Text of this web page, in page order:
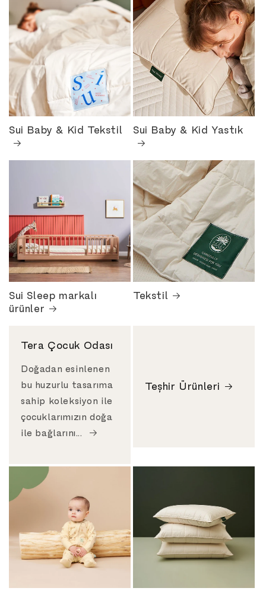
Sui Baby & Kid Tekstil Sui Baby & Kid Yastık
Sui Sleep markalı
ürünler
Tekstil
Tera Çocuk Odası
Doğadan esinlenen
bu huzurlu tasarıma
sahip koleksiyon ile
çocuklarımızın doğa
ile bağlarını...
Teşhir Ürünleri